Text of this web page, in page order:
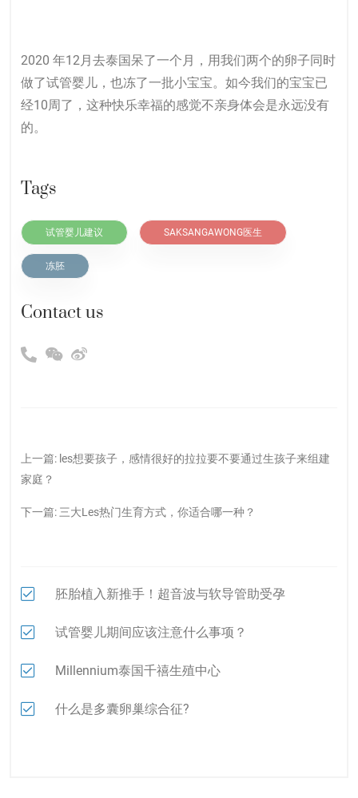
2020 年12月去泰国呆了一个月，用我们两个的卵子同时
做了试管婴儿，也冻了一批小宝宝。如今我们的宝宝已
经10周了，这种快乐幸福的感觉不亲身体会是永远没有
的。
Tags
试管婴儿建议 SAKSANGAWONG医生
冻胚
Contact us
上一篇: les想要孩子，感情很好的拉拉要不要通过生孩子来组建
家庭？
下一篇: 三大Les热门生育方式，你适合哪一种？
胚胎植入新推手！超音波与软导管助受孕
试管婴儿期间应该注意什么事项？
Millennium泰国千禧生殖中心
什么是多囊卵巢综合征?